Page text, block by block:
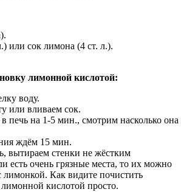
или сок лимона (4 ст. л.).
лимонной кислотой:
воду.
или вливаем сок.
печь на 1-5 мин., смотрим насколько она
ждём 15 мин.
вытираем стенки не жёстким
есть очень грязные места, то их можно
лимонкой. Как видите почистить
кислотой просто.